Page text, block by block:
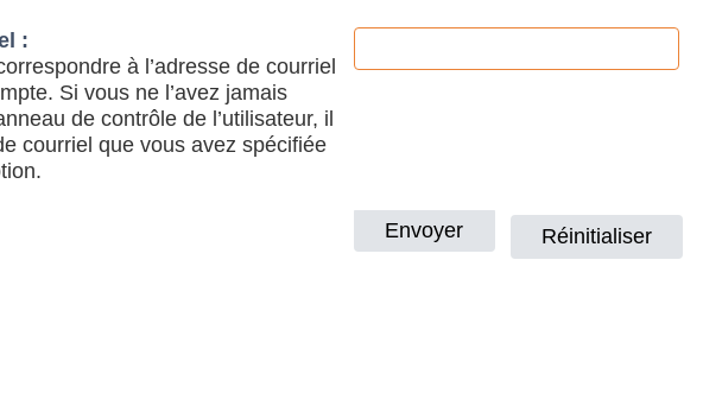
:
à l’adresse de courriel
Si vous ne l’avez jamais
de contrôle de l’utilisateur, il
courriel que vous avez spécifiée